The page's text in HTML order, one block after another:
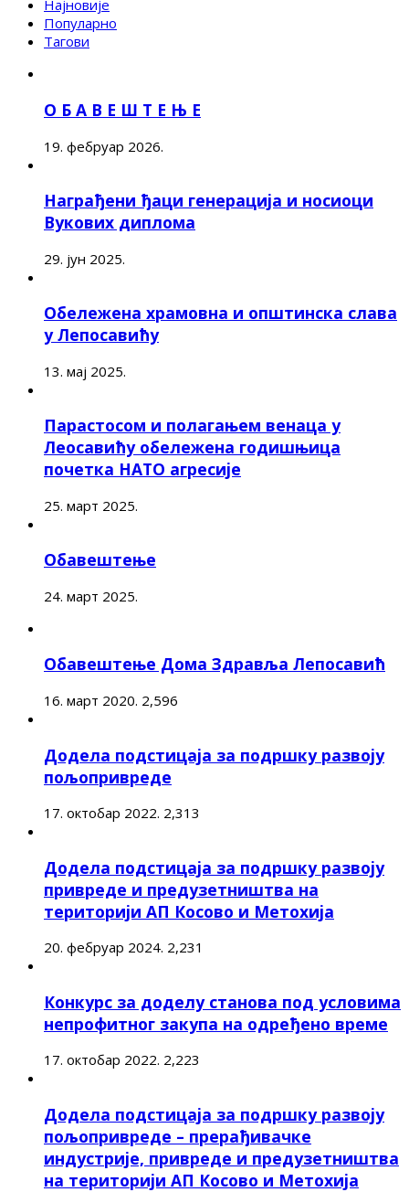
Најновије
Популарно
Тагови
О Б А В Е Ш Т Е Њ Е
19. фебруар 2026.
Награђени ђаци генерација и носиоци
Вукових диплома
29. јун 2025.
Обележена храмовна и општинска слава
у Лепосавићу
13. мај 2025.
Парастосом и полагањем венаца у
Леосавићу обележена годишњица
почетка НАТО агресије
25. март 2025.
Обавештење
24. март 2025.
Обавештење Дома Здравља Лепосавић
16. март 2020. 2,596
Додела подстицаја за подршку развоју
пољопривреде
17. октобар 2022. 2,313
Додела подстицаја за подршку развоју
привреде и предузетништва на
територији АП Косово и Метохија
20. фебруар 2024. 2,231
Конкурс за доделу станова под условима
непрофитног закупа на одређено време
17. октобар 2022. 2,223
Додела подстицаја за подршку развоју
пољопривреде – прерађивачке
индустрије, привреде и предузетништва
на територији АП Косово и Метохија